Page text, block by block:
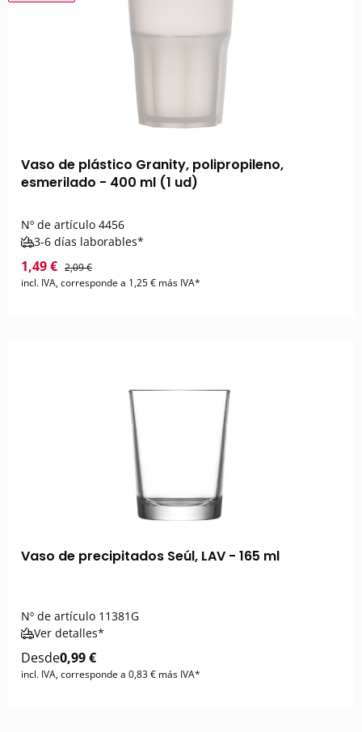
Vaso de plástico Granity, polipropileno,
esmerilado - 400 ml (1 ud)
Nº de artículo 4456
3-6 días laborables*
1,49 € 2,09 €
incl. IVA, corresponde a 1,25 € más IVA*
Vaso de precipitados Seúl, LAV - 165 ml
Nº de artículo 11381G
Ver detalles*
Desde0,99 €
incl. IVA, corresponde a 0,83 € más IVA*